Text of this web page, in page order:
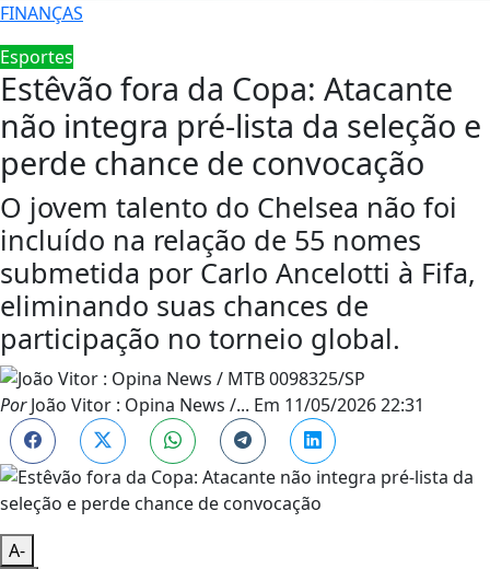
FINANÇAS
Esportes
Estêvão fora da Copa: Atacante
não integra pré-lista da seleção e
perde chance de convocação
O jovem talento do Chelsea não foi
incluído na relação de 55 nomes
submetida por Carlo Ancelotti à Fifa,
eliminando suas chances de
participação no torneio global.
PorJoão Vitor : Opina News /... Em 11/05/2026 22:31
A-